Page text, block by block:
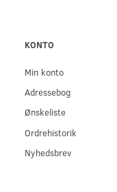
KONTO
Min konto
Adressebog
Ønskeliste
Ordrehistorik
Nyhedsbrev